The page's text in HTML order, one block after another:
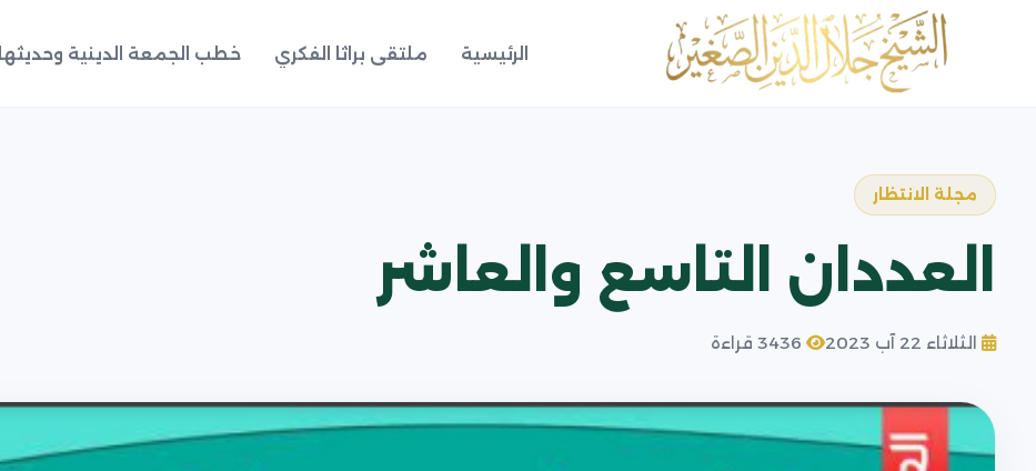
الرئيسية ملتقى براثا الفكري خطب الجمعة الدينية وحديثها
مجلة الانتظار
العددان التاسع والعاشر
الثلاثاء 22 آب 2023